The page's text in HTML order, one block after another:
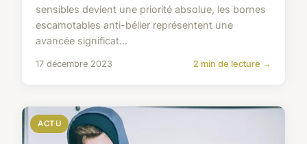
sensibles devient une priorité absolue, les bornes
escamotables anti-bélier représentent une
avancée significat...
17 décembre 2023 2 min de lecture →
ACTU